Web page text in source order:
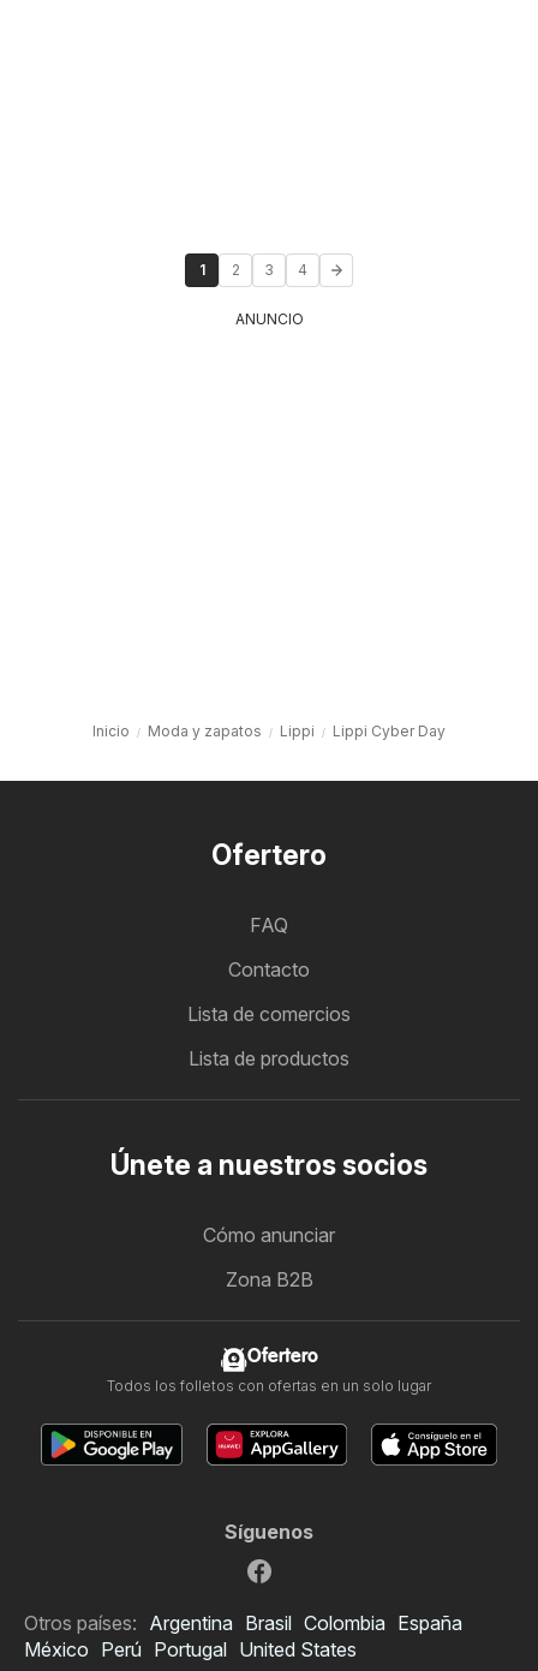
1 2 3 4
ANUNCIO
Inicio Moda y zapatos Lippi Lippi Cyber Day
Ofertero
FAQ
Contacto
Lista de comercios
Lista de productos
Únete a nuestros socios
Cómo anunciar
Zona B2B
Ofertero
Todos los folletos con ofertas en un solo lugar
Síguenos
Otros países: Argentina Brasil Colombia España
México Perú Portugal United States